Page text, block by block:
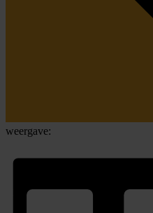
weergave: